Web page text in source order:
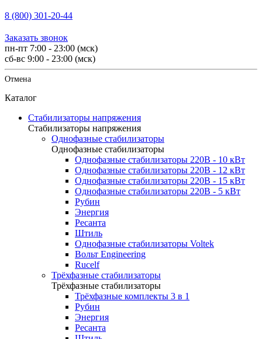
8 (800) 301-20-44
Заказать звонок
пн-пт 7:00 - 23:00 (мск)
сб-вс 9:00 - 23:00 (мск)
Отмена
Каталог
Стабилизаторы напряжения
Стабилизаторы напряжения
Однофазные стабилизаторы
Однофазные стабилизаторы
Однофазные стабилизаторы 220В - 10 кВт
Однофазные стабилизаторы 220В - 12 кВт
Однофазные стабилизаторы 220В - 15 кВт
Однофазные стабилизаторы 220В - 5 кВт
Рубин
Энергия
Ресанта
Штиль
Однофазные стабилизаторы Voltek
Вольт Engineering
Rucelf
Трёхфазные стабилизаторы
Трёхфазные стабилизаторы
Трёхфазные комплекты 3 в 1
Рубин
Энергия
Ресанта